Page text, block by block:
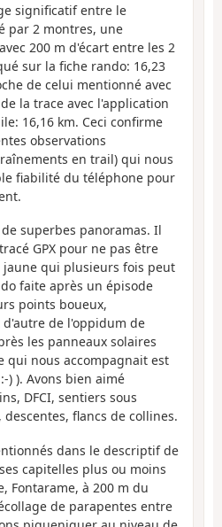
significatif entre le
par 2 montres, une
200 m d'écart entre les 2
sur la fiche rando: 16,23
de celui mentionné avec
la trace avec l'application
16,16 km. Ceci confirme
observations
en trail) qui nous
fiabilité du téléphone pour
superbes panoramas. Il
GPX pour ne pas être
qui plusieurs fois peut
faite après un épisode
points boueux,
de l'oppidum de
les panneaux solaires
qui nous accompagnait est
) ). Avons bien aimé
DFCI, sentiers sous
flancs de collines.
dans le descriptif de
capitelles plus ou moins
Fontarame, à 200 m du
de parapentes entre